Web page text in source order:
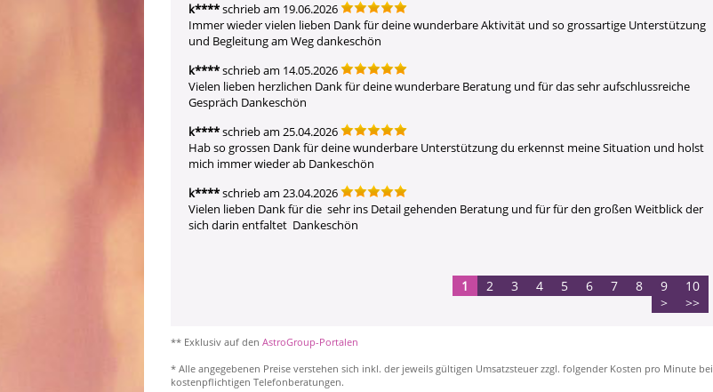
k****schrieb am 19.06.2026
Immer wieder vielen lieben Dank für deine wunderbare Aktivität und so grossartige Unterstützung
und Begleitung am Weg dankeschön
k****schrieb am 14.05.2026
Vielen lieben herzlichen Dank für deine wunderbare Beratung und für das sehr aufschlussreiche
Gespräch Dankeschön
k****schrieb am 25.04.2026
Hab so grossen Dank für deine wunderbare Unterstützung du erkennst meine Situation und holst
mich immer wieder ab Dankeschön
k****schrieb am 23.04.2026
Vielen lieben Dank für die  sehr ins Detail gehenden Beratung und für für den großen Weitblick der
sich darin entfaltet  Dankeschön
1 2 3 4 5 6 7 8 9
10
>
>>
** Exklusiv auf den AstroGroup-Portalen
* Alle angegebenen Preise verstehen sich inkl. der jeweils gültigen Umsatzsteuer zzgl. folgender Kosten pro Minute bei
kostenpflichtigen Telefonberatungen.